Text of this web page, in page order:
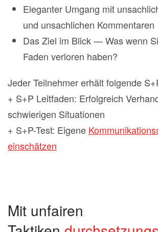
Eleganter Umgang mit
und unsachlichen Kommentaren
Das Ziel im Blick — Was wenn
Faden verloren haben?
Jeder Teilnehmer erhält folgende
+ S+P Leitfaden: Erfolgreich
schwierigen Situationen
+ S+P-Test: Eigene
einschätzen
Mit unfairen